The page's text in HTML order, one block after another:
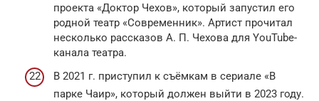
проекта «Доктор Чехов», который запустил его
родной театр «Современник». Артист прочитал
несколько рассказов А. П. Чехова для YouTube-
канала театра.
В 2021 г. приступил к съёмкам в сериале «В
парке Чаир», который должен выйти в 2023 году.